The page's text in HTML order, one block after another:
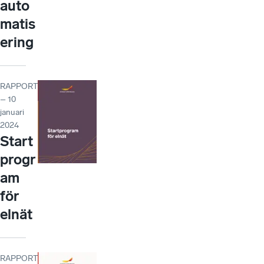
auto
matis
ering
RAPPORT
– 10
januari
2024
Start
progr
am
för
elnät
RAPPORT